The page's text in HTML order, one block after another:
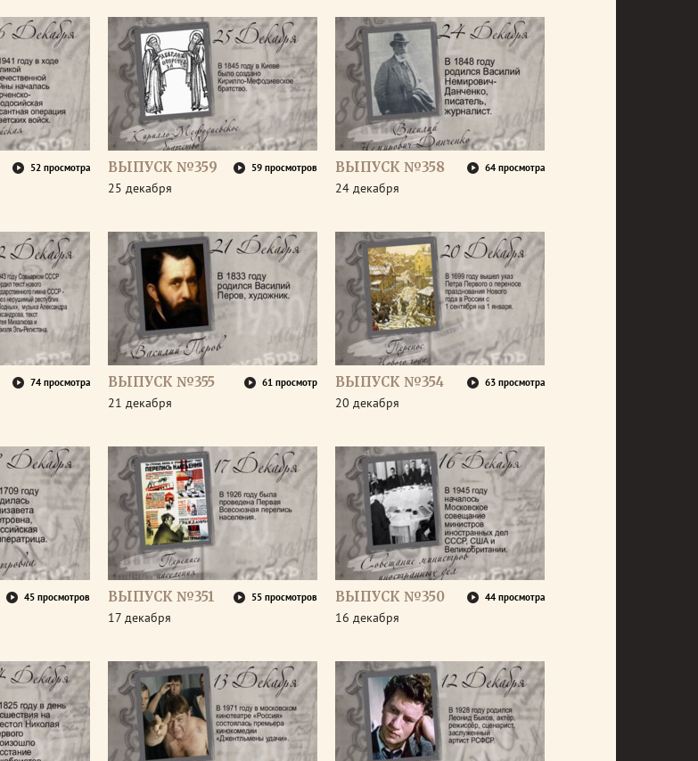
52 просмотра ВЫПУСК №359 59 просмотров
25 декабря
ВЫПУСК №358 64 просмотра
24 декабря
74 просмотра ВЫПУСК №355 61 просмотр
21 декабря
ВЫПУСК №354 63 просмотра
20 декабря
45 просмотров ВЫПУСК №351 55 просмотров
17 декабря
ВЫПУСК №350 44 просмотра
16 декабря